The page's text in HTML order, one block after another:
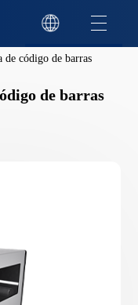
de código de barras
de barras